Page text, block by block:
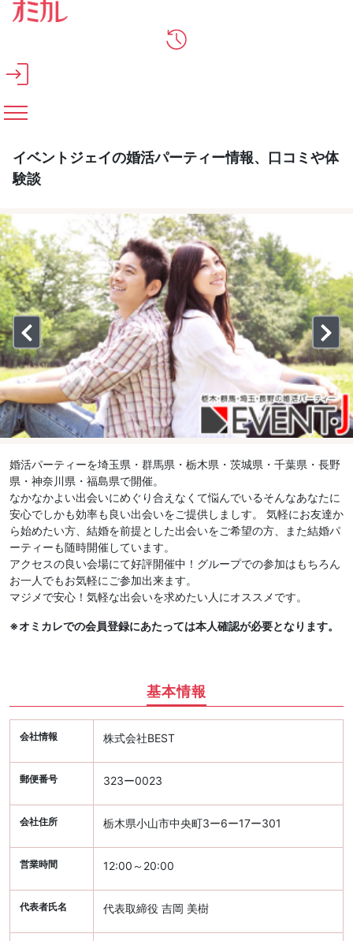
メインコンテンツへスキップ
イベントジェイの婚活パーティー情報、口コミや体
験談
婚活パーティーを埼玉県・群馬県・栃木県・茨城県・千葉県・長野
県・神奈川県・福島県で開催。
なかなかよい出会いにめぐり合えなくて悩んでいるそんなあなたに
安心でしかも効率も良い出会いをご提供しましす。 気軽にお友達か
ら始めたい方、結婚を前提とした出会いをご希望の方、また結婚パ
ーティーも随時開催しています。
アクセスの良い会場にて好評開催中！グループでの参加はもちろん
お一人でもお気軽にご参加出来ます。
マジメで安心！気軽な出会いを求めたい人にオススメです。
※オミカレでの会員登録にあたっては本人確認が必要となります。
基本情報
会社情報 株式会社BEST
郵便番号 323ー0023
会社住所 栃木県小山市中央町3ー6ー17ー301
営業時間 12:00～20:00
代表者氏名 代表取締役 吉岡 美樹